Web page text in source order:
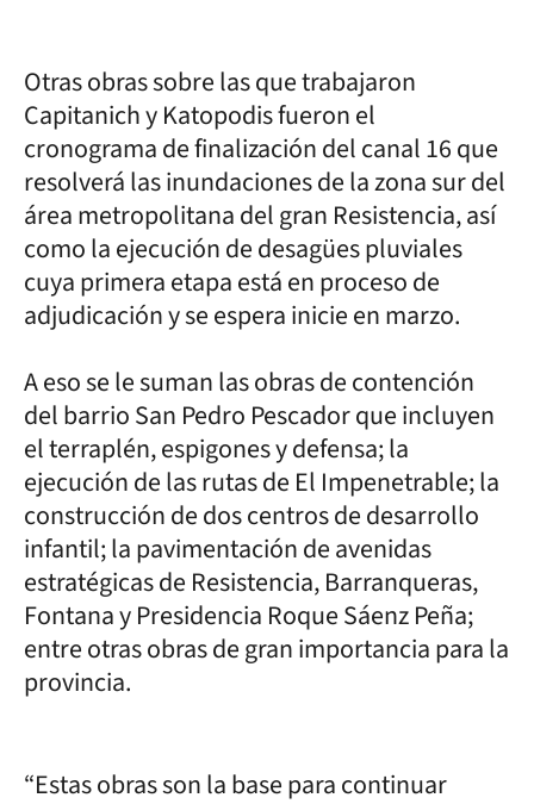
Otras obras sobre las que trabajaron
Capitanich y Katopodis fueron el
cronograma de finalización del canal 16 que
resolverá las inundaciones de la zona sur del
área metropolitana del gran Resistencia, así
como la ejecución de desagües pluviales
cuya primera etapa está en proceso de
adjudicación y se espera inicie en marzo.
A eso se le suman las obras de contención
del barrio San Pedro Pescador que incluyen
el terraplén, espigones y defensa; la
ejecución de las rutas de El Impenetrable; la
construcción de dos centros de desarrollo
infantil; la pavimentación de avenidas
estratégicas de Resistencia, Barranqueras,
Fontana y Presidencia Roque Sáenz Peña;
entre otras obras de gran importancia para la
provincia.
“Estas obras son la base para continuar